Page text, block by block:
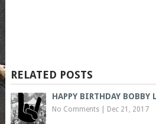
RELATED POSTS
HAPPY BIRTHDAY BOBBY
No Comments| Dec 21, 2017